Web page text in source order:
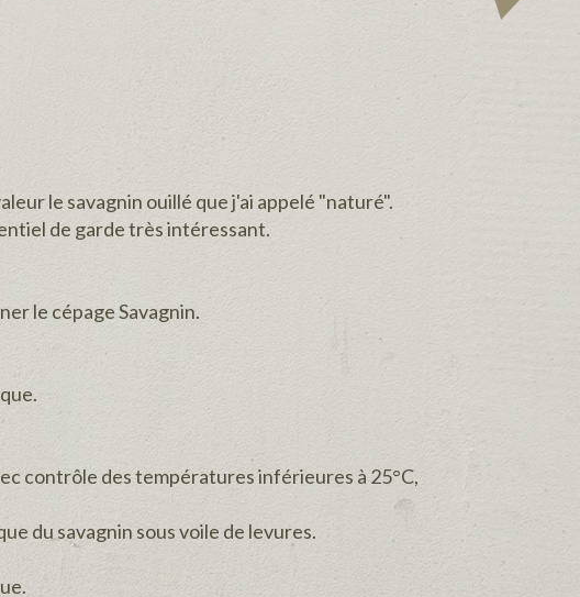
le savagnin ouillé que j'ai appelé "naturé".
de garde très intéressant.
le cépage Savagnin.
contrôle des températures inférieures à 25°C,
du savagnin sous voile de levures.